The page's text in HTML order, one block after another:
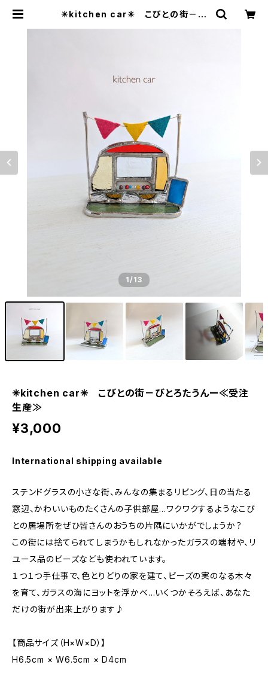
✳︎kitchen car✳︎ こびとの街－び
1/13
✳︎kitchen car✳︎ こびとの街－びとろたうんー≪受注
生産≫
¥3,000
International shipping available
ステンドグラスの小さな街、みんなの集まるリビング、日の当たる
窓辺、かわいいものたくさんの子供部屋…ワクワクするようなこび
との居場所をぜひ皆さんのおうちの片隅にいかがでしょうか？
この街には捨てられてしまうかもしれなかったガラスの端材や、リ
ユース品のビーズなども使われています。
１つ１つ手仕事で、色とりどりの家を建て、ビーズの実のなる木々
を育て、ガラスの海にヨットを浮かべ…いくつかそろえば、あなた
だけの街が出来上がります♪
【商品サイズ（H×W×D）】
H6.5cm × W6.5cm × D4cm